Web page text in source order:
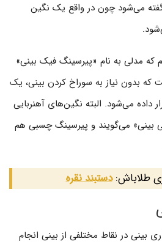
می‌شود چون در واقع یک نگین
که مدلی به نام «پیرسینگ فیک بینی»
بدون نیاز به سوراخ کردن بینی، یک
داده می‌شود. البته نگین‌های آهنربایی
بینی» می‌گویند و پیرسینگ چسبی هم
طلاباش:دستبند نقره
بینی در نقاط مختلفی از بینی انجام